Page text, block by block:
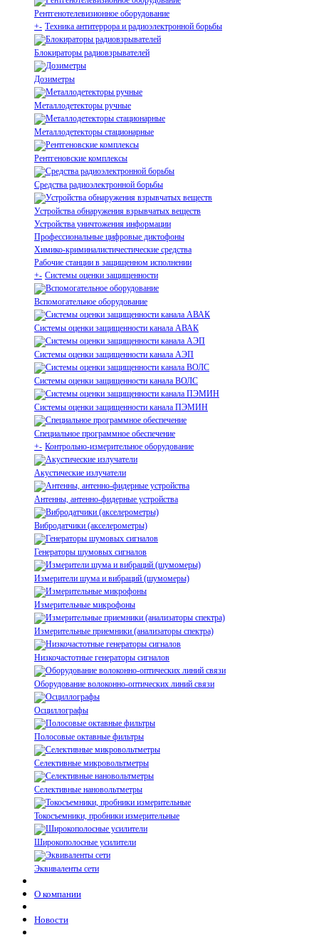
Рентгенотелевизионное оборудование
+- Техника антитеррора и радиоэлектронной борьбы
Блокираторы радиовзрывателей
Дозиметры
Металлодетекторы ручные
Металлодетекторы стационарные
Рентгеновские комплексы
Средства радиоэлектронной борьбы
Устройства обнаружения взрывчатых веществ
Устройства уничтожения информации
Профессиональные цифровые диктофоны
Химико-криминалистичестические средства
Рабочие станции в защищенном исполнении
+- Системы оценки защищенности
Вспомогательное оборудование
Системы оценки защищенности канала АВАК
Системы оценки защищенности канала АЭП
Системы оценки защищенности канала ВОЛС
Системы оценки защищенности канала ПЭМИН
Специальное программное обеспечение
+- Контрольно-измерительное оборудование
Акустические излучатели
Антенны, антенно-фидерные устройства
Вибродатчики (акселерометры)
Генераторы шумовых сигналов
Измерители шума и вибраций (шумомеры)
Измерительные микрофоны
Измерительные приемники (анализаторы спектра)
Низкочастотные генераторы сигналов
Оборудование волоконно-оптических линий связи
Осциллографы
Полосовые октавные фильтры
Селективные микровольтметры
Селективные нановольтметры
Токосъемники, пробники измерительные
Широкополосные усилители
Эквиваленты сети
О компании
Новости